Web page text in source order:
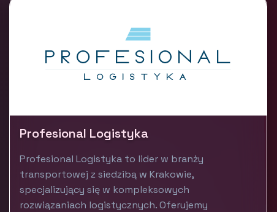
Profesional Logistyka
Profesional Logistyka to lider w branży
transportowej z siedzibą w Krakowie,
specjalizujący się w kompleksowych
rozwiązaniach logistycznych. Oferujemy